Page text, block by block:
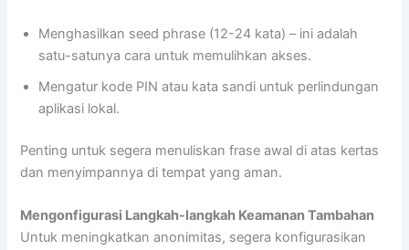
Menghasilkan seed phrase (12-24 kata) – ini adalah
satu-satunya cara untuk memulihkan akses.
Mengatur kode PIN atau kata sandi untuk perlindungan
aplikasi lokal.
Penting untuk segera menuliskan frase awal di atas kertas
dan menyimpannya di tempat yang aman.
Mengonfigurasi Langkah-langkah Keamanan Tambahan
Untuk meningkatkan anonimitas, segera konfigurasikan